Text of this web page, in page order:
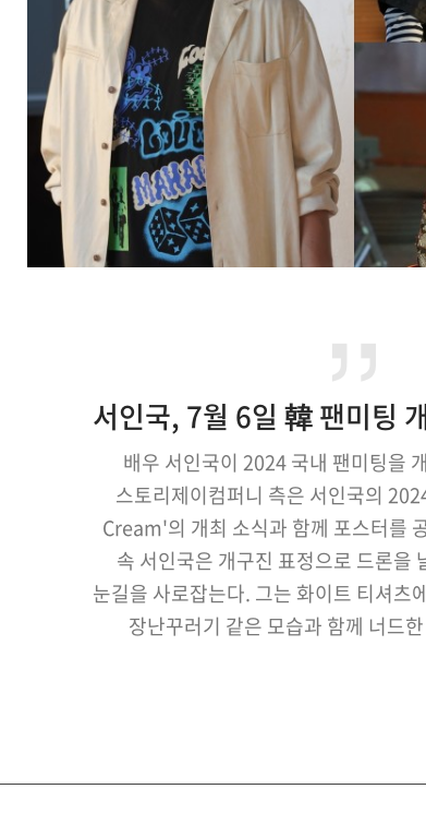
배우 서인국이 2024 국내 팬미팅을
스토리제이컴퍼니 측은 서인국의
Cream'의 개최 소식과 함께 포스터를
속 서인국은 개구진 표정으로 드론을
눈길을 사로잡는다. 그는 화이트 티셔츠
장난꾸러기 같은 모습과 함께 너드